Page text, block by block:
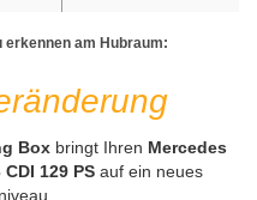
erkennen am Hubraum:
Box bringt Ihren Mercedes
129 PSauf ein neues